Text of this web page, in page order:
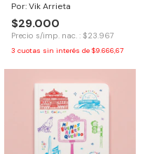
Por: Vik Arrieta
$29.000
Precio s/imp. nac. : $23.967
3 cuotas sin interés de $9.666,67